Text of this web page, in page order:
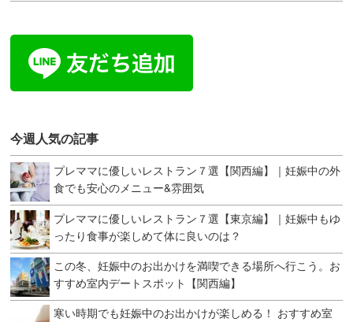
今週人気の記事
プレママに優しいレストラン７選【関西編】｜妊娠中の外
食でも安心のメニュー&雰囲気
プレママに優しいレストラン７選【東京編】｜妊娠中もゆ
ったり食事が楽しめて体に良いのは？
この冬、妊娠中のお出かけを満喫できる場所へ行こう。お
すすめ室内デートスポット【関西編】
寒い時期でも妊娠中のお出かけが楽しめる！ おすすめ室